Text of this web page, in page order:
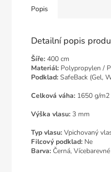
Popis
Detailní popis
Šíře: 400 cm
Materiál: Polypropylen /
Podklad: SafeBack (Gel,
Celková váha: 1650 g/m2
Výška vlasu: 3 mm
Typ vlasu: Vpichovaný
Filcový podklad: Ne
Barva: Černá, Vícebarevné